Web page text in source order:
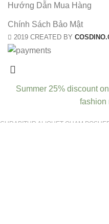
Hướng Dẫn Mua Hàng
Chính Sách Bảo Mật
2019 CREATED BY
Summer 25% discount
fashion
CURABITUR ALIQUET QUAM